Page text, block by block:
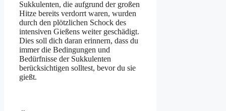
Sukkulenten, die aufgrund der großen
Hitze bereits verdorrt waren, wurden
durch den plötzlichen Schock des
intensiven Gießens weiter geschädigt.
Dies soll dich daran erinnern, dass du
immer die Bedingungen und
Bedürfnisse der Sukkulenten
berücksichtigen solltest, bevor du sie
gießt.